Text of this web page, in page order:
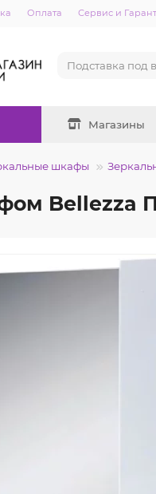
Оплата Сервис и
Магазины
шкафы
Bellezza